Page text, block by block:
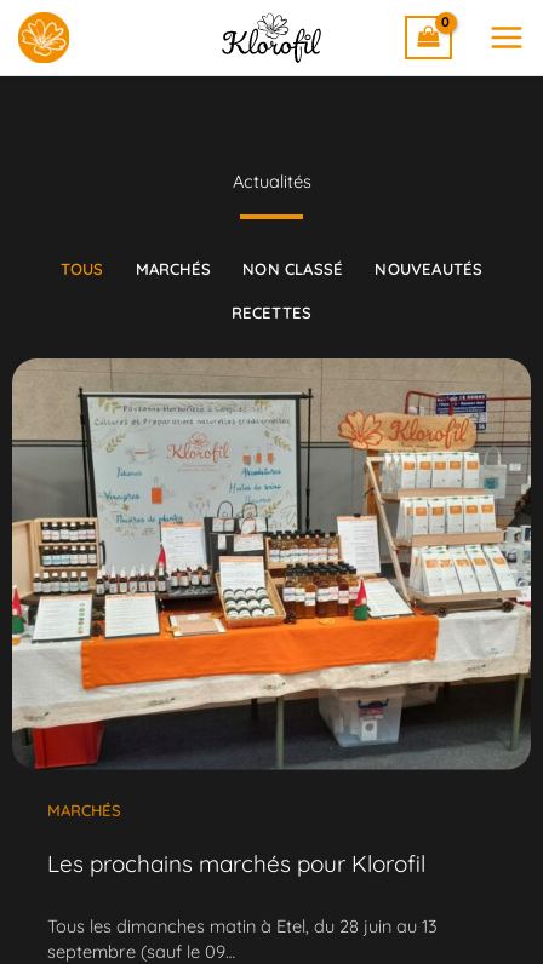
Aller
au
contenu
Actualités
TOUS MARCHÉS NON CLASSÉ NOUVEAUTÉS
RECETTES
MARCHÉS
Les prochains marchés pour Klorofil
Tous les dimanches matin à Etel, du 28 juin au 13
septembre (sauf le 09…